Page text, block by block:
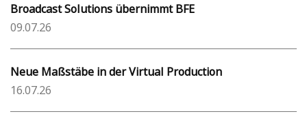
Broadcast Solutions übernimmt BFE
09.07.26
Neue Maßstäbe in der Virtual Production
16.07.26